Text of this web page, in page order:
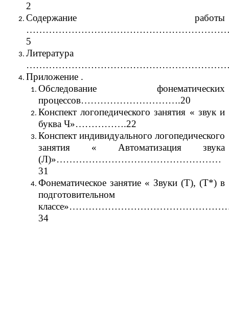
2
Содержание работы
5
Литература
Приложение .
Обследование фонематических
процессов………………………….20
Конспект логопедического занятия « звук и
буква Ч»…………….22
Конспект индивидуального логопедического
занятия « Автоматизация звука
(Л)»……………………………………………
31
Фонематическое занятие « Звуки (Т), (Т*) в
подготовительном
34